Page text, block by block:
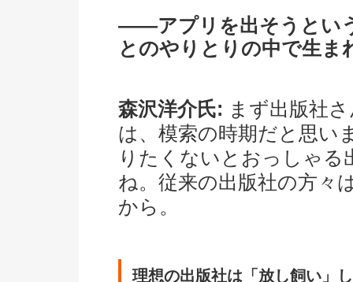
――アプリを出そうとい
とのやりとりの中で生ま
森沢洋介氏: まず出版社
は、模索の時期だと思い
りたくないとおっしゃ
ね。従来の出版社の方々
から。
理想の出版社は「放し飼い」